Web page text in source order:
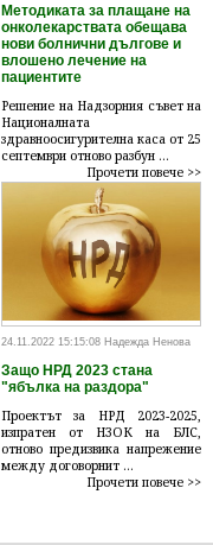
Методиката за плащане на
онколекарствата обещава
нови болнични дългове и
влошено лечение на
пациентите
Решение на Надзорния съвет на
Националната
здравноосигурителна каса от 25
септември отново разбун ...
Прочети повече >>
24.11.2022 15:15:08 Надежда Ненова
Защо НРД 2023 стана
"ябълка на раздора"
Проектът за НРД 2023-2025,
изпратен от НЗОК на БЛС,
отново предизвика напрежение
между договорнит ...
Прочети повече >>